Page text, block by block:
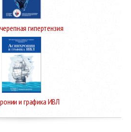
гипертензия
и графика ИВЛ